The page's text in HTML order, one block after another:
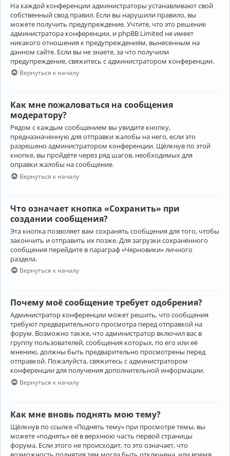
На каждой конференции администраторы устанавливают свой
собственный свод правил. Если вы нарушили правило, вы
можете получить предупреждение. Учтите, что это решение
администратора конференции, и phpBB Limited не имеет
никакого отношения к предупреждениям, вынесенным на
данном сайте. Если вы не знаете, за что получили
предупреждение, свяжитесь с администратором конференции.
Вернуться к началу
Как мне пожаловаться на сообщения
модератору?
Рядом с каждым сообщением вы увидите кнопку,
предназначенную для отправки жалобы на него, если это
разрешено администратором конференции. Щёлкнув по этой
кнопке, вы пройдёте через ряд шагов, необходимых для
оправки жалобы на сообщение.
Вернуться к началу
Что означает кнопка «Сохранить» при
создании сообщения?
Эта кнопка позволяет вам сохранять сообщения для того, чтобы
закончить и отправить их позже. Для загрузки сохранённого
сообщения перейдите в параграф «Черновики» личного
раздела.
Вернуться к началу
Почему моё сообщение требует одобрения?
Администратор конференции может решить, что сообщения
требуют предварительного просмотра перед отправкой на
форум. Возможно также, что администратор включил вас в
группу пользователей, сообщения которых, по его или её
мнению, должны быть предварительно просмотрены перед
отправкой. Пожалуйста, свяжитесь с администратором
конференции для получения дополнительной информации.
Вернуться к началу
Как мне вновь поднять мою тему?
Щёлкнув по ссылке «Поднять тему» при просмотре темы, вы
можете «поднять» её в верхнюю часть первой страницы
форума. Если этого не происходит, то это означает, что